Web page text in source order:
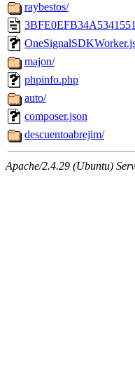
raybestos/
majon/
phpinfo.php
auto/
composer.json
descuentoabrejim/
Apache/2.4.29 (Ubuntu)